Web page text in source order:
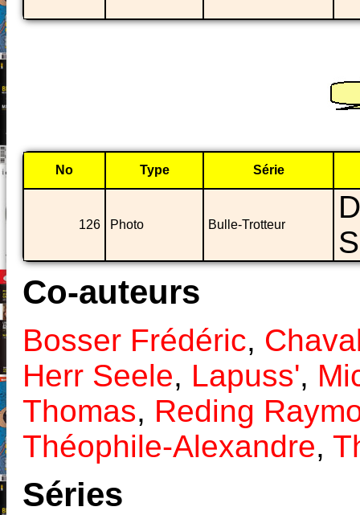
No Type Série
126 Photo Bulle-Trotteur
Co-auteurs
Bosser Frédéric,
Herr Seele, Lapuss',
Thomas, Reding
Théophile-Alexandre,
Séries